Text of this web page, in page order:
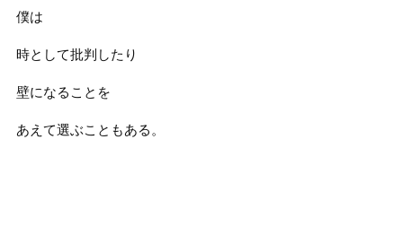
僕は
時として批判したり
壁になることを
あえて選ぶこともある。